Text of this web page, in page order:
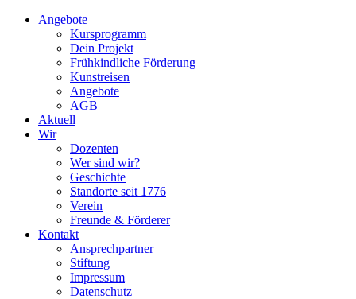
Angebote
Kursprogramm
Dein Projekt
Frühkindliche Förderung
Kunstreisen
Angebote
AGB
Aktuell
Wir
Dozenten
Wer sind wir?
Geschichte
Standorte seit 1776
Verein
Freunde & Förderer
Kontakt
Ansprechpartner
Stiftung
Impressum
Datenschutz